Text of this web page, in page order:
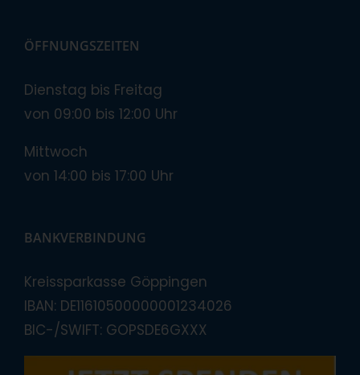
ÖFFNUNGSZEITEN
Dienstag bis Freitag
von 09:00 bis 12:00 Uhr
Mittwoch
von 14:00 bis 17:00 Uhr
BANKVERBINDUNG
Kreissparkasse Göppingen
IBAN: DE11610500000001234026
BIC-/SWIFT: GOPSDE6GXXX